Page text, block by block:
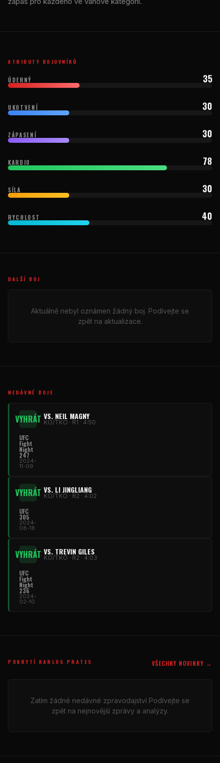
ATRIBUTY BOJOVNÍKŮ
ÚDERNÝ 35
UKOTVENÍ 30
ZÁPASENÍ 30
KARDIO 78
SÍLA 30
RYCHLOST 40
DALŠÍ BOJ
Aktuálně nebyl oznámen žádný boj. Podívejte se
zpět na aktualizace.
NEDÁVNÉ BOJE
VYHRÁT VS. NEIL MAGNY
KO/TKO · R1 · 4:50
UFC
Fight
Night
247
2024-
11-09
VYHRÁT VS. LI JINGLIANG
KO/TKO · R2 · 4:02
UFC
305
2024-
08-18
VYHRÁT VS. TREVIN GILES
KO/TKO · R2 · 4:03
UFC
Fight
Night
236
2024-
02-10
POKRYTÍ KARLOS PRATES VŠECHNY NOVINKY →
Zatím žádné nedávné zpravodajství Podívejte se
zpět na nejnovější zprávy a analýzy.